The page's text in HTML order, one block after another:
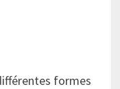
formes